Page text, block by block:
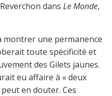
dans Le Monde,
une permanence
toute spécificité et
des Gilets jaunes.
eu affaire à « deux
en douter. Ces